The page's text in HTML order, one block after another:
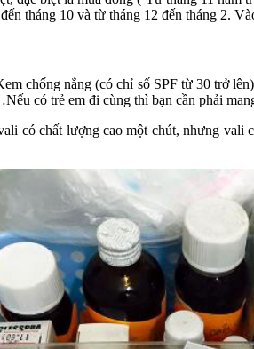
tháng 10 và từ tháng 12 đến tháng 2.
chống nắng (có chỉ số SPF từ 30 trở
có trẻ em đi cùng thì bạn cần phải
có chất lượng cao một chút, nhưng